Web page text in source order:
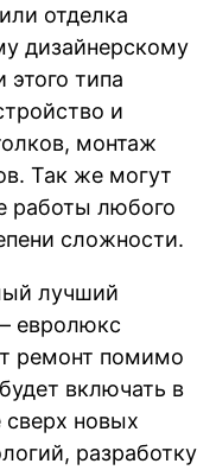
отделка
дизайнерскому
типа
и
монтаж
Так же могут
работы любого
сложности.
лучший
евролюкс
ремонт помимо
включать в
сверх новых
разработку